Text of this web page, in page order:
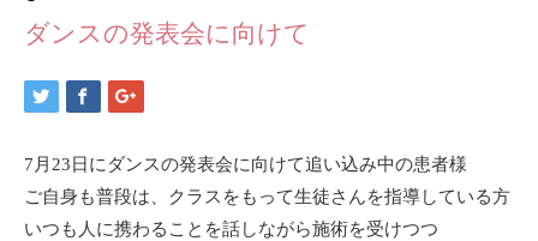
ダンスの発表会に向けて
7月23日にダンスの発表会に向けて追い込み中の患者様
ご自身も普段は、クラスをもって生徒さんを指導している方
いつも人に携わることを話しながら施術を受けつつ